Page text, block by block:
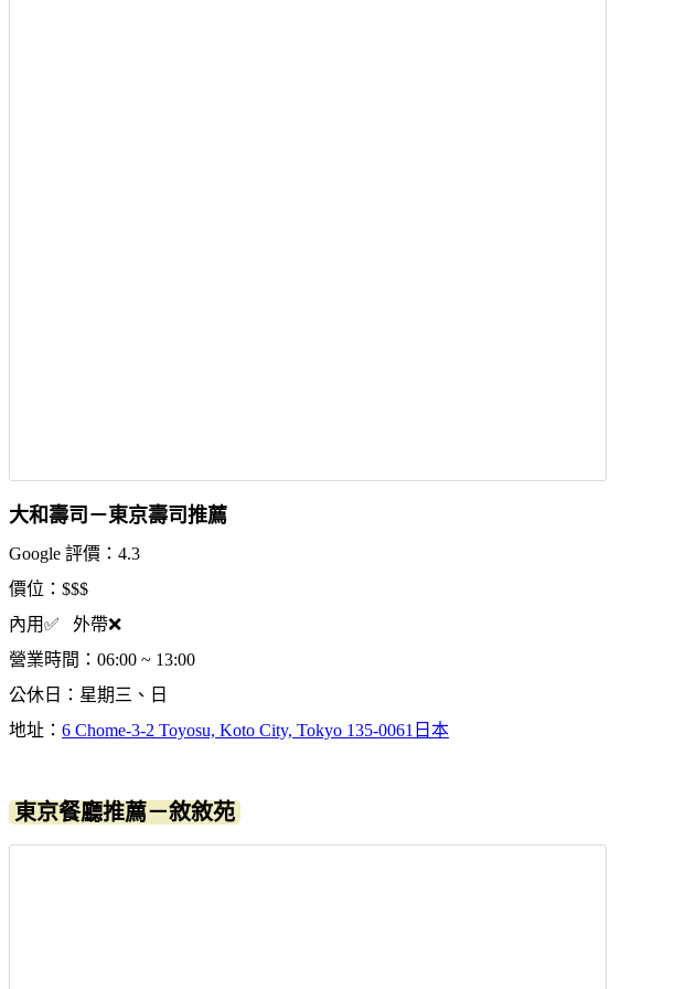
大和壽司－東京壽司推薦
Google 評價：4.3
價位：$$$
內用✅ 外帶❌
營業時間：06:00 ~ 13:00
公休日：星期三、日
地址： 6 Chome-3-2 Toyosu, Koto City, Tokyo 135-0061日本
東京餐廳推薦－敘敘苑